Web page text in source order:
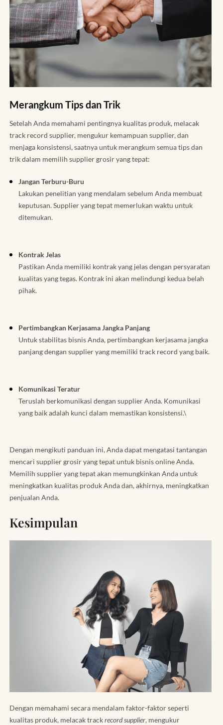
Merangkum Tips dan Trik
Setelah Anda memahami pentingnya kualitas produk, melacak
track record supplier, mengukur kemampuan supplier, dan
menjaga konsistensi, saatnya untuk merangkum semua tips dan
trik dalam memilih supplier grosir yang tepat:
Jangan Terburu-Buru
Lakukan penelitian yang mendalam sebelum Anda membuat
keputusan. Supplier yang tepat memerlukan waktu untuk
ditemukan.
Kontrak Jelas
Pastikan Anda memiliki kontrak yang jelas dengan persyaratan
kualitas yang tegas. Kontrak ini akan melindungi kedua belah
pihak.
Pertimbangkan Kerjasama Jangka Panjang
Untuk stabilitas bisnis Anda, pertimbangkan kerjasama jangka
panjang dengan supplier yang memiliki track record yang baik.
Komunikasi Teratur
Teruslah berkomunikasi dengan supplier Anda. Komunikasi
yang baik adalah kunci dalam memastikan konsistensi.\
Dengan mengikuti panduan ini, Anda dapat mengatasi tantangan
mencari supplier grosir yang tepat untuk bisnis online Anda.
Memilih supplier yang tepat akan memungkinkan Anda untuk
meningkatkan kualitas produk Anda dan, akhirnya, meningkatkan
penjualan Anda.
Kesimpulan
Dengan memahami secara mendalam faktor-faktor seperti
kualitas produk, melacak trackrecord supplier, mengukur